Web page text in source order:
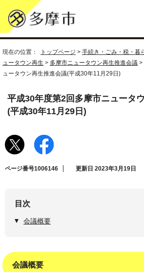
現在の位置： トップページ > 手続き・ごみ・税・暮
ュータウン再生 > 多摩市ニュータウン再生推進会議 >
ュータウン再生推進会議(平成30年11月29日)
平成30年度第2回多摩市ニュータ
(平成30年11月29日)
ページ番号1006146 更新日 2023年3月19日
目次
会議概要
会議概要